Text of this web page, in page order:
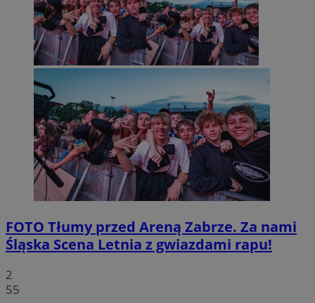
FOTO Tłumy przed Areną Zabrze. Za nami
Śląska Scena Letnia z gwiazdami rapu!
2
55